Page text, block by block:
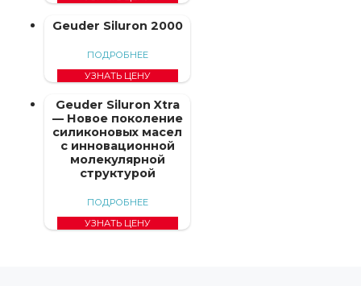
Geuder Siluron 2000
ПОДРОБНЕЕ
УЗНАТЬ ЦЕНУ
Geuder Siluron Xtra
— Новое поколение
силиконовых масел
с инновационной
молекулярной
структурой
ПОДРОБНЕЕ
УЗНАТЬ ЦЕНУ